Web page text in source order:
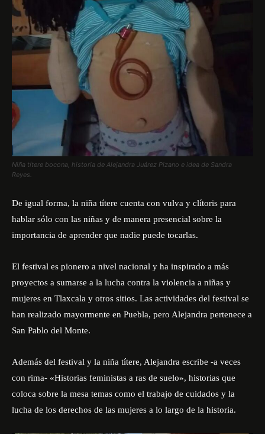
Niña títere bocona, historia de Alejandra Juárez Pizano e idea de Sandra
Reyes.
De igual forma, la niña títere cuenta con vulva y clítoris para
hablar sólo con las niñas y de manera presencial sobre la
importancia de aprender que nadie puede tocarlas.
El festival es pionero a nivel nacional y ha inspirado a más
proyectos a sumarse a la lucha contra la violencia a niñas y
mujeres en Tlaxcala y otros sitios. Las actividades del festival se
han realizado mayormente en Puebla, pero Alejandra pertenece a
San Pablo del Monte.
Además del festival y la niña títere, Alejandra escribe -a veces
con rima- «Historias feministas a ras de suelo», historias que
coloca sobre la mesa temas como el trabajo de cuidados y la
lucha de los derechos de las mujeres a lo largo de la historia.